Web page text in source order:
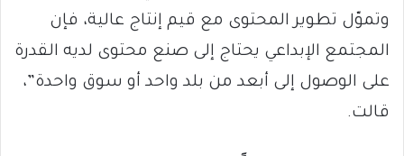
وتموّل تطوير المحتوى مع قيم إنتاج عالية، فإن
المجتمع الإبداعي يحتاج إلى صنع محتوى لديه القدرة
على الوصول إلى أبعد من بلد واحد أو سوق واحدة”،
قالت.